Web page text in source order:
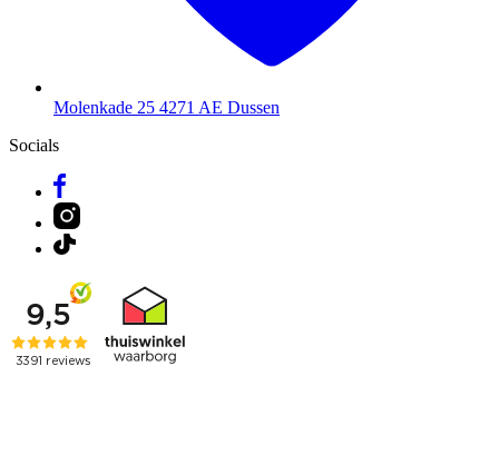
Molenkade 25 4271 AE Dussen
Socials